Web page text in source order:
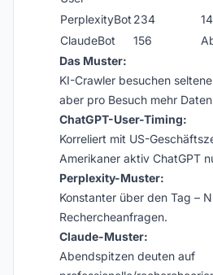
PerplexityBot 234
ClaudeBot
156
Das Muster:
KI-Crawler besuchen
aber pro Besuch mehr
ChatGPT-User-Timing:
Korreliert mit US-
Amerikaner aktiv ChatGPT
Perplexity-Muster:
Konstanter über den Tag –
Rechercheanfragen.
Claude-Muster:
Abendspitzen deuten auf